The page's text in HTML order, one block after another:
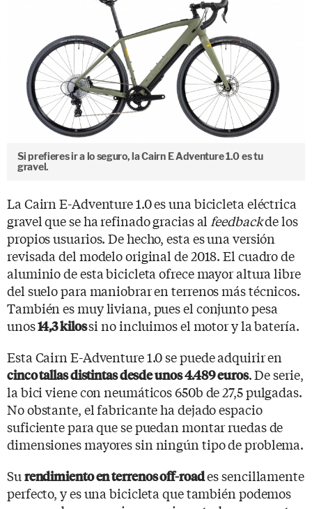
Si prefieres ir a lo seguro, la Cairn E Adventure 1.0 es tu
gravel.
La Cairn E-Adventure 1.0 es una bicicleta eléctrica
gravel que se ha refinado gracias al feedbackde los
propios usuarios. De hecho, esta es una versión
revisada del modelo original de 2018. El cuadro de
aluminio de esta bicicleta ofrece mayor altura libre
del suelo para maniobrar en terrenos más técnicos.
También es muy liviana, pues el conjunto pesa
unos14,3 kilossi no incluimos el motor y la batería.
Esta Cairn E-Adventure 1.0 se puede adquirir en
cinco tallas distintas desde unos 4.489 euros. De serie,
la bici viene con neumáticos 650b de 27,5 pulgadas.
No obstante, el fabricante ha dejado espacio
suficiente para que se puedan montar ruedas de
dimensiones mayores sin ningún tipo de problema.
Su rendimiento en terrenos off-roades sencillamente
perfecto, y es una bicicleta que también podemos